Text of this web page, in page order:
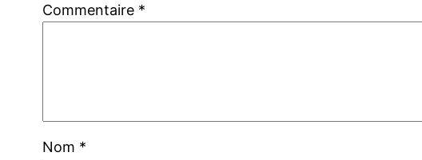
Commentaire *
Nom *